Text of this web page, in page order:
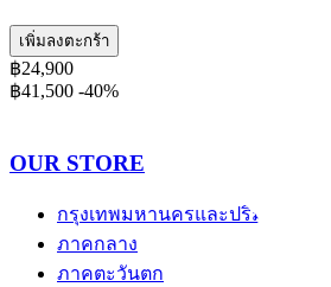
เพิ่มลงตะกร้า
฿24,900
฿41,500 -40%
OUR STORE
กรุงเทพมหานครและปริมณฑล
ภาคกลาง
ภาคตะวันตก